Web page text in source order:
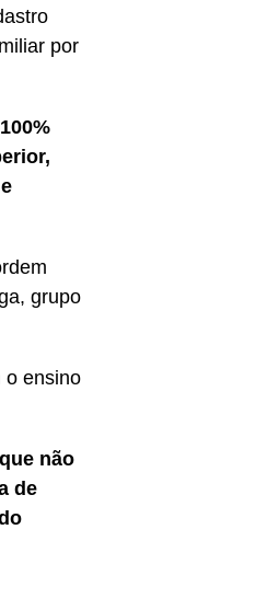
por
grupo
o ensino
não
de